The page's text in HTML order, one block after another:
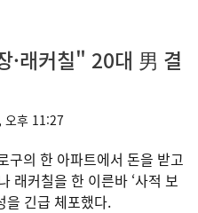
·래커칠" 20대 男 결
오후 11:27
구의 한 아파트에서 돈을 받고
래커칠을 한 이른바 ‘사적 보
을 긴급 체포했다.